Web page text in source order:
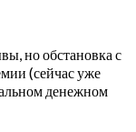
но обстановка с
(сейчас уже
денежном